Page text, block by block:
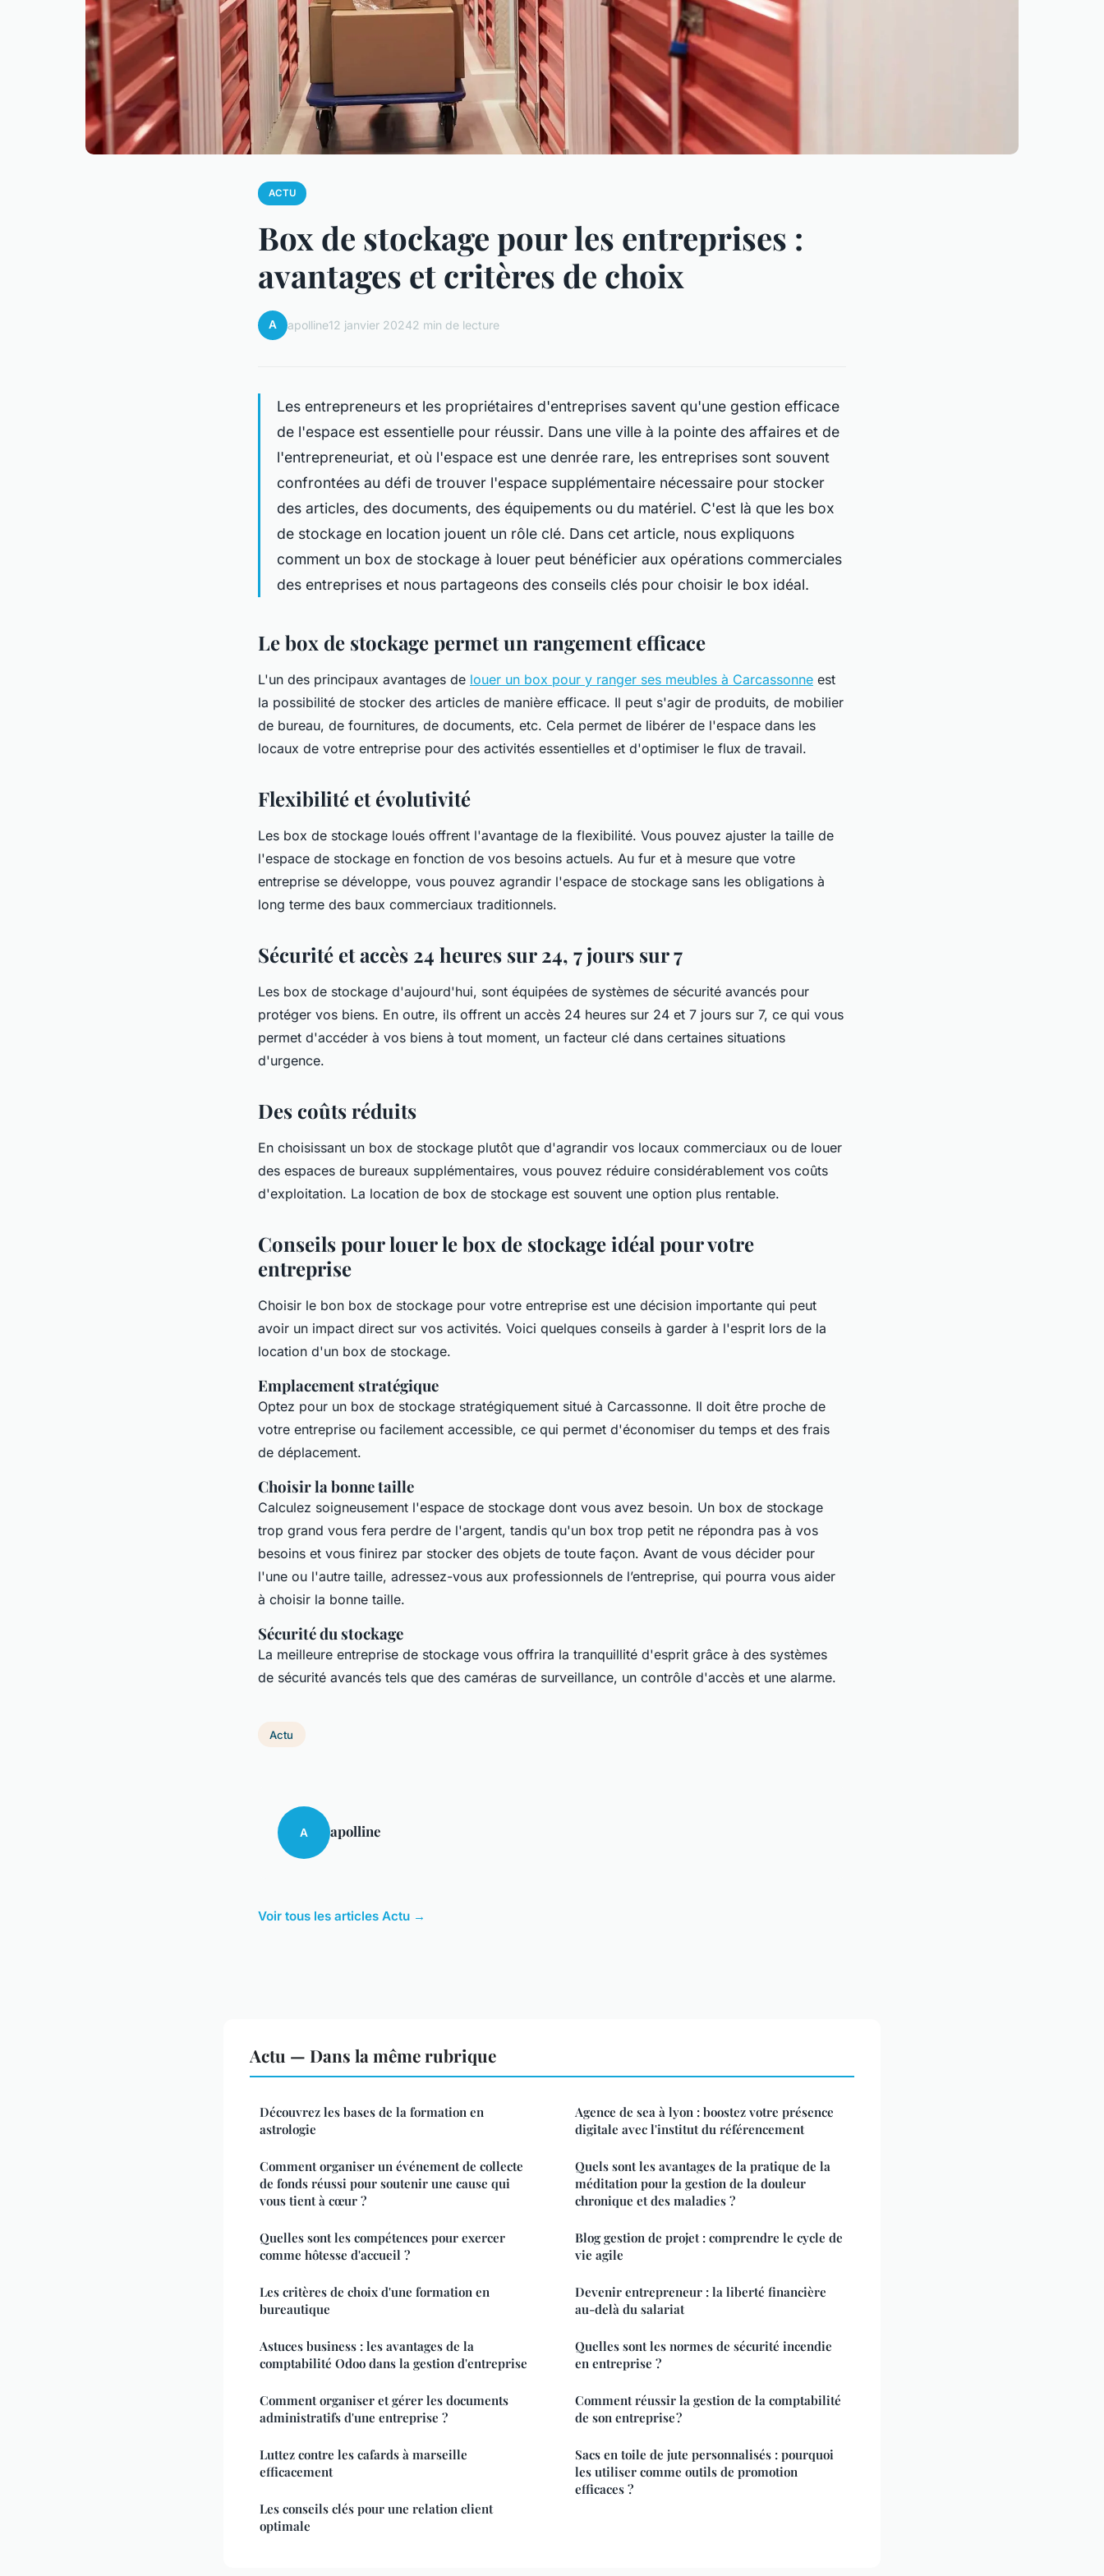
ACTU
Box de stockage pour les entreprises :
avantages et critères de choix
A apolline12 janvier 20242 min de lecture
Les entrepreneurs et les propriétaires d'entreprises savent qu'une gestion efficace
de l'espace est essentielle pour réussir. Dans une ville à la pointe des affaires et de
l'entrepreneuriat, et où l'espace est une denrée rare, les entreprises sont souvent
confrontées au défi de trouver l'espace supplémentaire nécessaire pour stocker
des articles, des documents, des équipements ou du matériel. C'est là que les box
de stockage en location jouent un rôle clé. Dans cet article, nous expliquons
comment un box de stockage à louer peut bénéficier aux opérations commerciales
des entreprises et nous partageons des conseils clés pour choisir le box idéal.
Le box de stockage permet un rangement efficace
L'un des principaux avantages de louer un box pour y ranger ses meubles à Carcassonne est
la possibilité de stocker des articles de manière efficace. Il peut s'agir de produits, de mobilier
de bureau, de fournitures, de documents, etc. Cela permet de libérer de l'espace dans les
locaux de votre entreprise pour des activités essentielles et d'optimiser le flux de travail.
Flexibilité et évolutivité
Les box de stockage loués offrent l'avantage de la flexibilité. Vous pouvez ajuster la taille de
l'espace de stockage en fonction de vos besoins actuels. Au fur et à mesure que votre
entreprise se développe, vous pouvez agrandir l'espace de stockage sans les obligations à
long terme des baux commerciaux traditionnels.
Sécurité et accès 24 heures sur 24, 7 jours sur 7
Les box de stockage d'aujourd'hui, sont équipées de systèmes de sécurité avancés pour
protéger vos biens. En outre, ils offrent un accès 24 heures sur 24 et 7 jours sur 7, ce qui vous
permet d'accéder à vos biens à tout moment, un facteur clé dans certaines situations
d'urgence.
Des coûts réduits
En choisissant un box de stockage plutôt que d'agrandir vos locaux commerciaux ou de louer
des espaces de bureaux supplémentaires, vous pouvez réduire considérablement vos coûts
d'exploitation. La location de box de stockage est souvent une option plus rentable.
Conseils pour louer le box de stockage idéal pour votre
entreprise
Choisir le bon box de stockage pour votre entreprise est une décision importante qui peut
avoir un impact direct sur vos activités. Voici quelques conseils à garder à l'esprit lors de la
location d'un box de stockage.
Emplacement stratégique
Optez pour un box de stockage stratégiquement situé à Carcassonne. Il doit être proche de
votre entreprise ou facilement accessible, ce qui permet d'économiser du temps et des frais
de déplacement.
Choisir la bonne taille
Calculez soigneusement l'espace de stockage dont vous avez besoin. Un box de stockage
trop grand vous fera perdre de l'argent, tandis qu'un box trop petit ne répondra pas à vos
besoins et vous finirez par stocker des objets de toute façon. Avant de vous décider pour
l'une ou l'autre taille, adressez-vous aux professionnels de l’entreprise, qui pourra vous aider
à choisir la bonne taille.
Sécurité du stockage
La meilleure entreprise de stockage vous offrira la tranquillité d'esprit grâce à des systèmes
de sécurité avancés tels que des caméras de surveillance, un contrôle d'accès et une alarme.
Actu
A apolline
Voir tous les articles Actu →
Actu — Dans la même rubrique
Découvrez les bases de la formation en
astrologie
Comment organiser un événement de collecte
de fonds réussi pour soutenir une cause qui
vous tient à cœur ?
Quelles sont les compétences pour exercer
comme hôtesse d'accueil ?
Les critères de choix d'une formation en
bureautique
Astuces business : les avantages de la
comptabilité Odoo dans la gestion d'entreprise
Comment organiser et gérer les documents
administratifs d'une entreprise ?
Luttez contre les cafards à marseille
efficacement
Les conseils clés pour une relation client
optimale
Agence de sea à lyon : boostez votre présence
digitale avec l'institut du référencement
Quels sont les avantages de la pratique de la
méditation pour la gestion de la douleur
chronique et des maladies ?
Blog gestion de projet : comprendre le cycle de
vie agile
Devenir entrepreneur : la liberté financière
au-delà du salariat
Quelles sont les normes de sécurité incendie
en entreprise ?
Comment réussir la gestion de la comptabilité
de son entreprise ?
Sacs en toile de jute personnalisés : pourquoi
les utiliser comme outils de promotion
efficaces ?